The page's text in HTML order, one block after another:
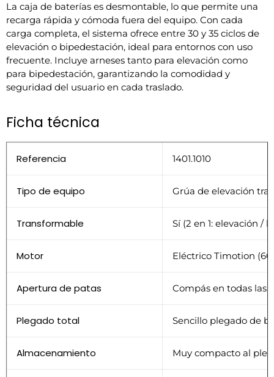
La caja de baterías es desmontable, lo que permite una
recarga rápida y cómoda fuera del equipo. Con cada
carga completa, el sistema ofrece entre 30 y 35 ciclos de
elevación o bipedestación, ideal para entornos con uso
frecuente. Incluye arneses tanto para elevación como
para bipedestación, garantizando la comodidad y
seguridad del usuario en cada traslado.
Ficha técnica
Referencia 1401.1010
Tipo de equipo Grúa de elevación
Transformable Sí (2 en 1: elevación /
Motor Eléctrico Timotion
Apertura de patas Compás en todas las
Plegado total Sencillo plegado de
Almacenamiento Muy compacto al